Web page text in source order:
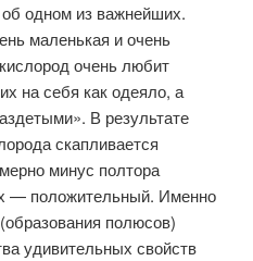
одном из важнейших.
маленькая и очень
очень любит
на себя как одеяло, а
В результате
скапливается
минус полтора
— положительный. Именно
полюсов)
удивительных свойств